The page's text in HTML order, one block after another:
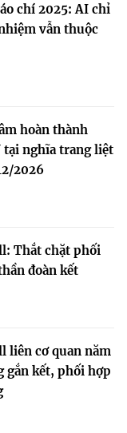
chí 2025: AI chỉ
vẫn thuộc
hoàn thành
tại nghĩa trang liệt
2026
Thắt chặt phối
đoàn kết
liên cơ quan năm
gắn kết, phối hợp